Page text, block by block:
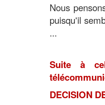
Nous
puisqu'il
...
Suite à
DECISION